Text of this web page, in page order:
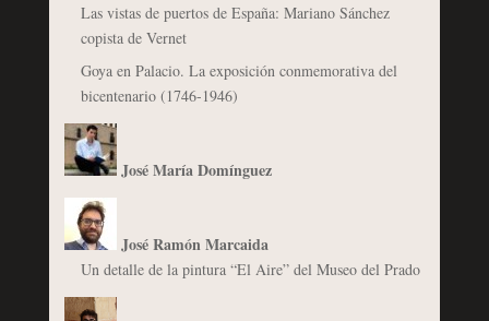
Las vistas de puertos de España: Mariano Sánchez
copista de Vernet
Goya en Palacio. La exposición conmemorativa del
bicentenario (1746-1946)
José María Domínguez
José Ramón Marcaida
Un detalle de la pintura “El Aire” del Museo del Prado